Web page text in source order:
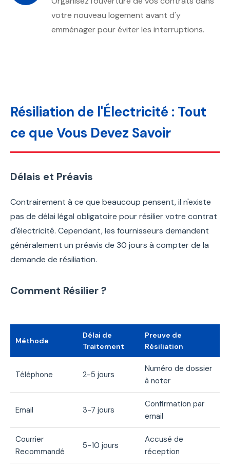
votre nouveau logement avant d'y
emménager pour éviter les interruptions.
Résiliation de l'Électricité : Tout
ce que Vous Devez Savoir
Délais et Préavis
Contrairement à ce que beaucoup pensent, il n'existe
pas de délai légal obligatoire pour résilier votre contrat
d'électricité. Cependant, les fournisseurs demandent
généralement un préavis de 30 jours à compter de la
demande de résiliation.
Comment Résilier ?
Méthode
Délai de
Traitement
Preuve de
Résiliation
Téléphone 2-5 jours
Numéro de dossier
à noter
Email 3-7 jours
Confirmation par
email
Courrier
Recommandé
5-10 jours
Accusé de
réception